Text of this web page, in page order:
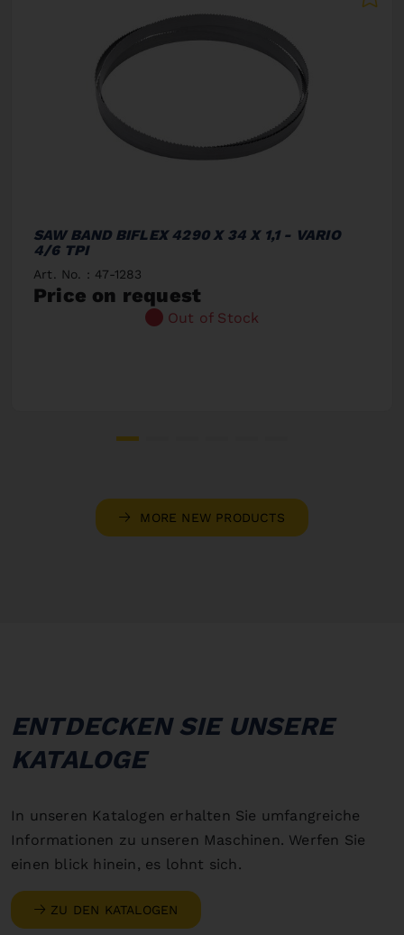
SAW BAND BIFLEX 4290 X 34 X 1,1 - VARIO
4/6 TPI
Art. No. : 47-1283
Price on request
Out of Stock
MORE NEW PRODUCTS
ENTDECKEN SIE UNSERE
KATALOGE
In unseren Katalogen erhalten Sie umfangreiche
Informationen zu unseren Maschinen. Werfen Sie
einen blick hinein, es lohnt sich.
ZU DEN KATALOGEN